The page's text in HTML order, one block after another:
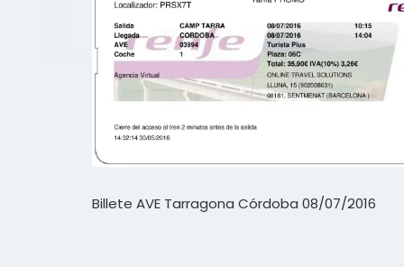
Billete AVE Tarragona Córdoba 08/07/2016